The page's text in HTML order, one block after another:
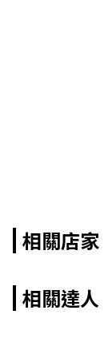
相關店家
相關達人